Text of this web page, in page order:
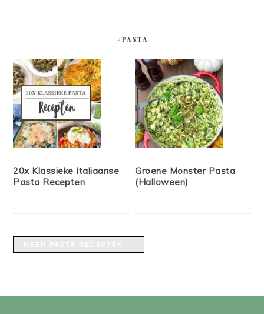
#PASTA
20x Klassieke Italiaanse
Pasta Recepten
Groene Monster Pasta
(Halloween)